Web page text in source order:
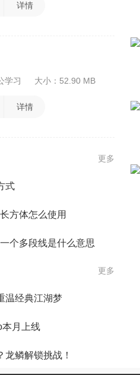
详情
学习 大小：52.90 MB
详情
更多
式
方体怎么使用
个多段线是什么意思
更多
温经典江湖梦
本月上线
鳞解锁挑战！